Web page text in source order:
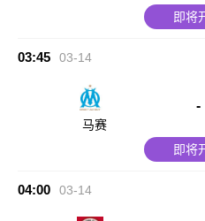
即将
03:45 03-14
马赛
-
即将
04:00 03-14